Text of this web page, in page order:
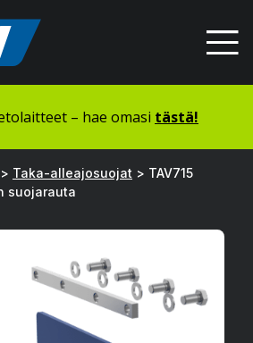
– hae omasi tästä!
> Taka-alleajosuojat > TAV715
suojarauta